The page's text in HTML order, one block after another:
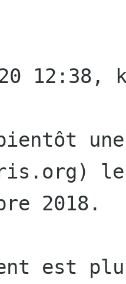
20
une
2018.
est